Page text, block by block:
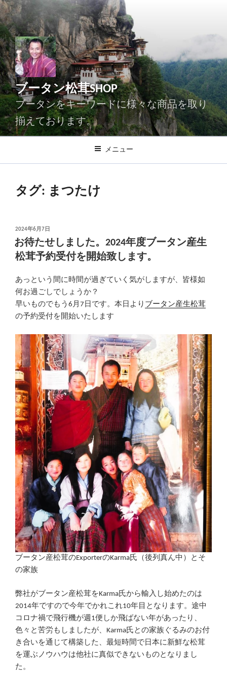
コ
ン
テ
ン
ツ
へ
ス
キ
ッ
プ
ブータン松茸SHOP
ブータンをキーワードに様々な商品を取り
揃えております。
メニュー
タグ: まつたけ
投
稿
日:
2024年6月7日
お待たせしました。2024年度ブータン産生
松茸予約受付を開始致します。
あっという間に時間が過ぎていく気がしますが、皆様如
何お過ごしでしょうか？
早いものでもう6月7日です。本日より ブータン産生松茸
の予約受付を開始いたします
ブータン産松茸のExporterのKarma氏（後列真ん中）とそ
の家族
弊社がブータン産松茸をKarma氏から輸入し始めたのは
2014年ですので今年でかれこれ10年目となります。途中
コロナ禍で飛行機が週1便しか飛ばない年があったり、
色々と苦労もしましたが、Karma氏との家族ぐるみのお付
き合いを通じて構築した、最短時間で日本に新鮮な松茸
を運ぶノウハウは他社に真似できないものとなりまし
た。